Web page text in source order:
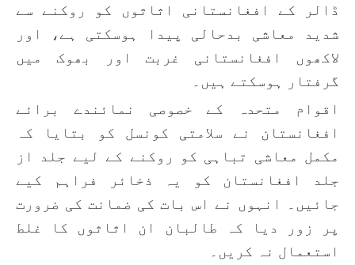
ڈالر کے افغانستانی اثاثوں کو روکنے سے
شدید معاشی بدحالی پیدا ہوسکتی ہے، اور
لاکھوں افغانستانی غربت اور بھوک میں
گرفتار ہوسکتے ہیں۔
اقوام متحدہ کے خصوصی نمائندے برائے
افغانستان نے سلامتی کونسل کو بتایا کہ
مکمل معاشی تباہی کو روکنے کے لیے جلد از
جلد افغانستان کو یہ ذخائر فراہم کیے
جائیں۔ انہوں نے اس بات کی ضمانت کی ضرورت
پر زور دیا کہ طالبان ان اثاثوں کا غلط
استعمال نہ کریں۔